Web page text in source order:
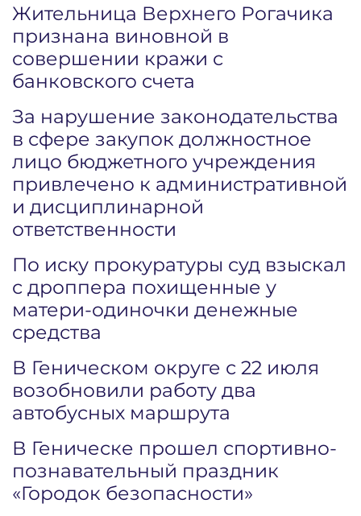
Жительница Верхнего Рогачика
признана виновной в
совершении кражи с
банковского счета
За нарушение законодательства
в сфере закупок должностное
лицо бюджетного учреждения
привлечено к административной
и дисциплинарной
ответственности
По иску прокуратуры суд взыскал
с дроппера похищенные у
матери-одиночки денежные
средства
В Геническом округе с 22 июля
возобновили работу два
автобусных маршрута
В Геническе прошел спортивно-
познавательный праздник
«Городок безопасности»